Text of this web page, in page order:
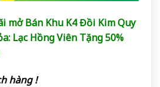
mở Bán Khu K4 Đồi Kim Quy
Lạc Hồng Viên Tặng 50%
hàng !